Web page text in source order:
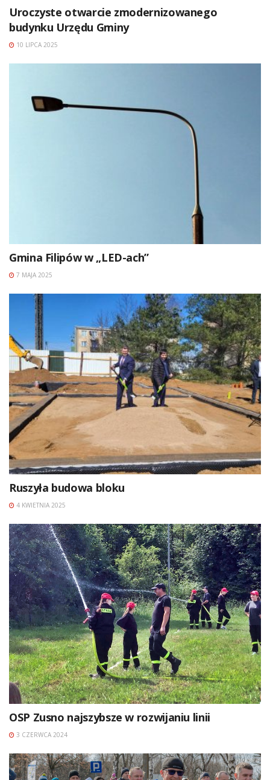
Uroczyste otwarcie zmodernizowanego
budynku Urzędu Gminy
10 LIPCA 2025
Gmina Filipów w „LED-ach”
7 MAJA 2025
Ruszyła budowa bloku
4 KWIETNIA 2025
OSP Zusno najszybsze w rozwijaniu linii
3 CZERWCA 2024